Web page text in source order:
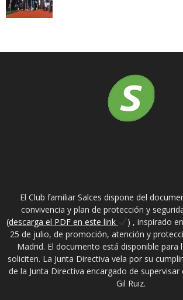
El Club familiar Salces dispone del
convivencia y plan de protección y
(descarga el PDF en este link
) , inspirado
25 de julio, de promoción, atención y
Madrid. El documento está disponible para
soliciten. La Junta Directiva vela por su
de la Junta Directiva encargado de supervisar
Gil Ruiz.